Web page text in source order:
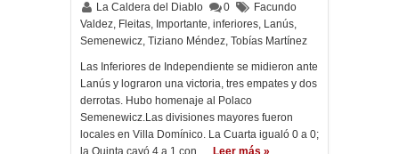
La Caldera del Diablo 0
Facundo
Valdez, Fleitas, Importante, inferiores, Lanús,
Semenewicz, Tiziano Méndez, Tobías Martínez
Las Inferiores de Independiente se midieron ante
Lanús y lograron una victoria, tres empates y dos
derrotas. Hubo homenaje al Polaco
Semenewicz.Las divisiones mayores fueron
locales en Villa Domínico. La Cuarta igualó 0 a 0;
la Quinta cayó 4 a 1 con … Leer más »